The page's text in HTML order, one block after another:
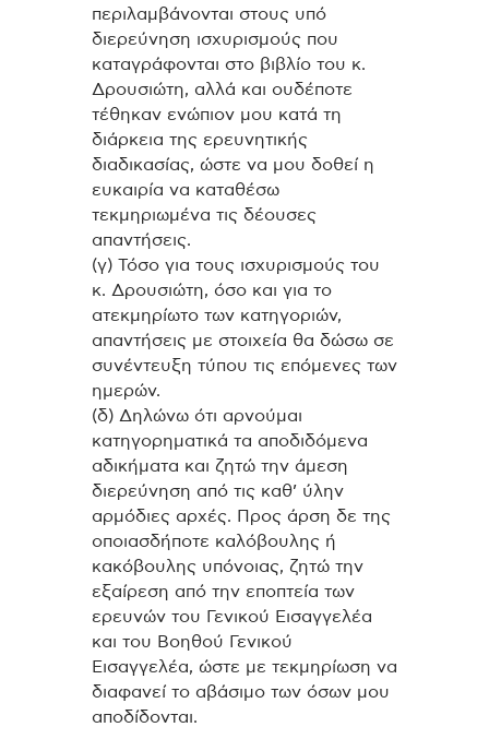
περιλαμβάνονται στους υπό
διερεύνηση ισχυρισμούς που
καταγράφονται στο βιβλίο του κ.
Δρουσιώτη, αλλά και ουδέποτε
τέθηκαν ενώπιον μου κατά τη
διάρκεια της ερευνητικής
διαδικασίας, ώστε να μου δοθεί η
ευκαιρία να καταθέσω
τεκμηριωμένα τις δέουσες
απαντήσεις.
(γ) Τόσο για τους ισχυρισμούς του
κ. Δρουσιώτη, όσο και για το
ατεκμηρίωτο των κατηγοριών,
απαντήσεις με στοιχεία θα δώσω σε
συνέντευξη τύπου τις επόμενες των
ημερών.
(δ) Δηλώνω ότι αρνούμαι
κατηγορηματικά τα αποδιδόμενα
αδικήματα και ζητώ την άμεση
διερεύνηση από τις καθ’ ύλην
αρμόδιες αρχές. Προς άρση δε της
οποιασδήποτε καλόβουλης ή
κακόβουλης υπόνοιας, ζητώ την
εξαίρεση από την εποπτεία των
ερευνών του Γενικού Εισαγγελέα
και του Βοηθού Γενικού
Εισαγγελέα, ώστε με τεκμηρίωση να
διαφανεί το αβάσιμο των όσων μου
αποδίδονται.